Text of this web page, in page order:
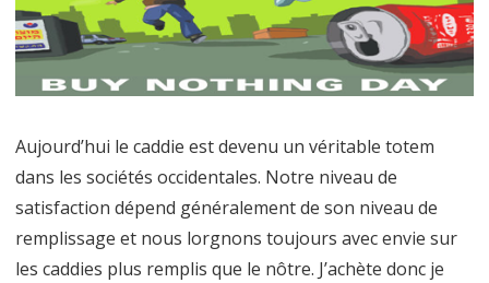
achats
Aujourd’hui le caddie est devenu un véritable totem
dans les sociétés occidentales. Notre niveau de
satisfaction dépend généralement de son niveau de
remplissage et nous lorgnons toujours avec envie sur
les caddies plus remplis que le nôtre. J’achète donc je